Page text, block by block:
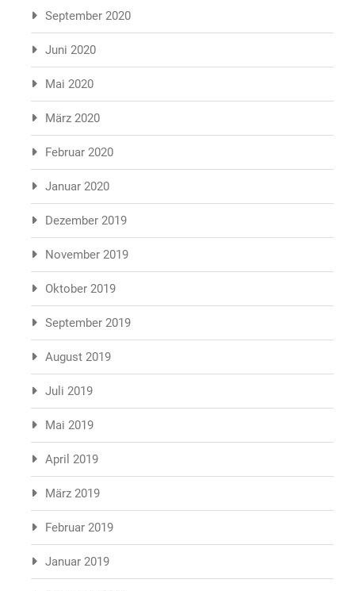
September 2020
Juni 2020
Mai 2020
März 2020
Februar 2020
Januar 2020
Dezember 2019
November 2019
Oktober 2019
September 2019
August 2019
Juli 2019
Mai 2019
April 2019
März 2019
Februar 2019
Januar 2019